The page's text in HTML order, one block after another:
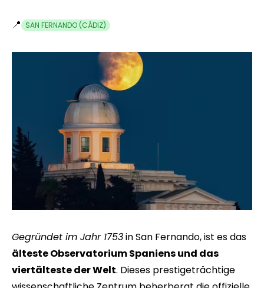
📍 SAN FERNANDO (CÁDIZ)
Gegründet im Jahr 1753in San Fernando, ist es das
älteste Observatorium Spaniens und das
viertälteste der Welt. Dieses prestigeträchtige